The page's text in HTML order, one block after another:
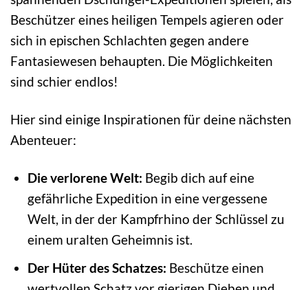
Beschützer eines heiligen Tempels agieren oder
sich in epischen Schlachten gegen andere
Fantasiewesen behaupten. Die Möglichkeiten
sind schier endlos!
Hier sind einige Inspirationen für deine nächsten
Abenteuer:
Die verlorene Welt: Begib dich auf eine
gefährliche Expedition in eine vergessene
Welt, in der der Kampfrhino der Schlüssel zu
einem uralten Geheimnis ist.
Der Hüter des Schatzes: Beschütze einen